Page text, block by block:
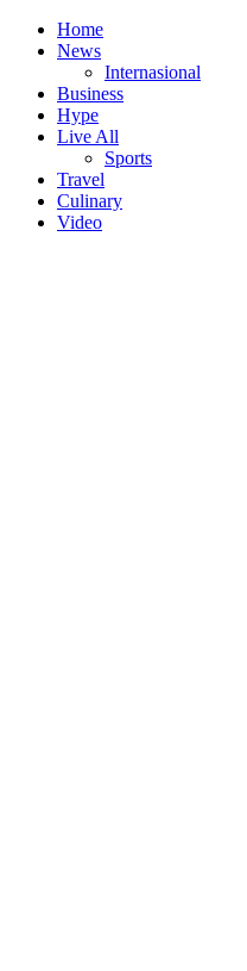
Home
News
Internasional
Business
Hype
Live All
Sports
Travel
Culinary
Video